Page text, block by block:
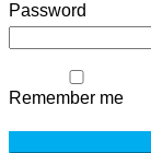
Password
Remember me